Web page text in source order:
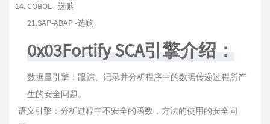
COBOL - 选购
21.SAP-ABAP -选购
0x03Fortify SCA引擎介绍：
数据量引擎：跟踪、记录并分析程序中的数据传递过程所产
生的安全问题。
语义引擎：分析过程中不安全的函数，方法的使用的安全问